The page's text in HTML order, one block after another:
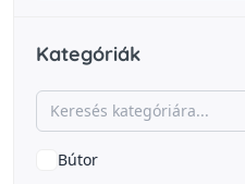
Kategóriák
Bútor